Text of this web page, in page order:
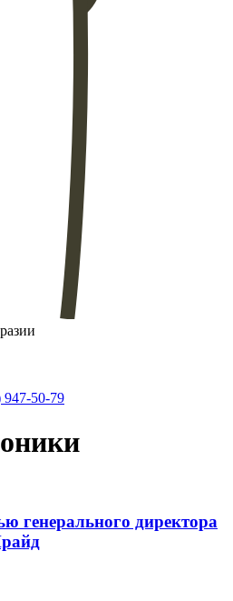
947-50-79
генерального директора